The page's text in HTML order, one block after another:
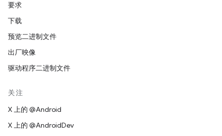
要求
下载
预览二进制文件
出厂映像
驱动程序二进制文件
关注
X 上的 @Android
X 上的 @AndroidDev